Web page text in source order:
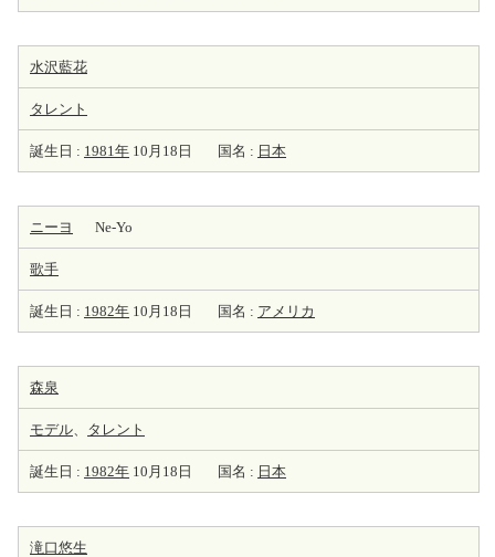
水沢藍花
タレント
誕生日 : 1981年 10月18日 国名 : 日本
ニーヨ Ne-Yo
歌手
誕生日 : 1982年 10月18日 国名 : アメリカ
森泉
モデル、 タレント
誕生日 : 1982年 10月18日 国名 : 日本
滝口悠生